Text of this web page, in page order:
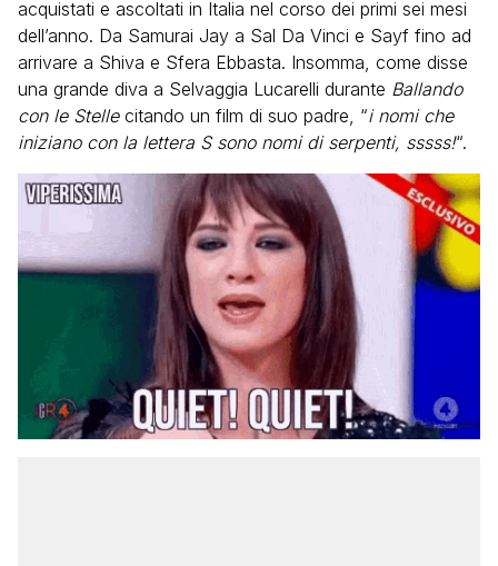
acquistati e ascoltati in Italia nel corso dei primi sei mesi
dell’anno. Da Samurai Jay a Sal Da Vinci e Sayf fino ad
arrivare a Shiva e Sfera Ebbasta. Insomma, come disse
una grande diva a Selvaggia Lucarelli durante Ballando
con le Stellecitando un film di suo padre, “i nomi che
iniziano con la lettera S sono nomi di serpenti, sssss!“.